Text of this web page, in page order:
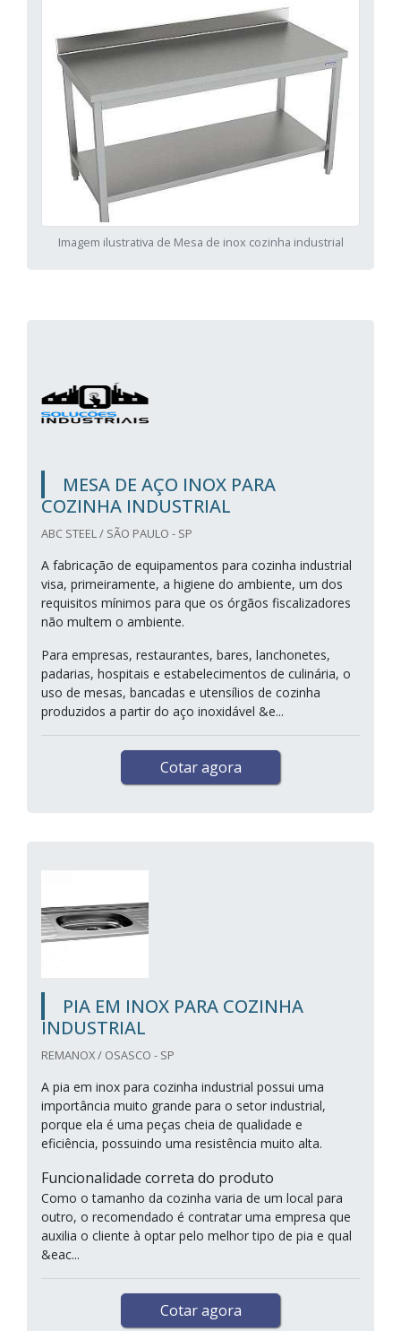
Imagem ilustrativa de Mesa de inox cozinha industrial
MESA DE AÇO INOX PARA
COZINHA INDUSTRIAL
ABC STEEL / SÃO PAULO - SP
A fabricação de equipamentos para cozinha industrial
visa, primeiramente, a higiene do ambiente, um dos
requisitos mínimos para que os órgãos fiscalizadores
não multem o ambiente.
Para empresas, restaurantes, bares, lanchonetes,
padarias, hospitais e estabelecimentos de culinária, o
uso de mesas, bancadas e utensílios de cozinha
produzidos a partir do aço inoxidável &e...
Cotar agora
PIA EM INOX PARA COZINHA
INDUSTRIAL
REMANOX / OSASCO - SP
A pia em inox para cozinha industrial possui uma
importância muito grande para o setor industrial,
porque ela é uma peças cheia de qualidade e
eficiência, possuindo uma resistência muito alta.
Funcionalidade correta do produto
Como o tamanho da cozinha varia de um local para
outro, o recomendado é contratar uma empresa que
auxilia o cliente à optar pelo melhor tipo de pia e qual
&eac...
Cotar agora